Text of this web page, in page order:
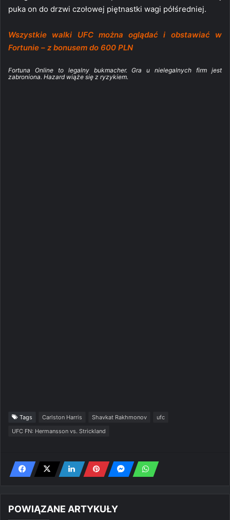
puka on do drzwi czołowej piętnastki wagi półśredniej.
Wszystkie walki UFC można oglądać i obstawiać w
Fortunie – z bonusem do 600 PLN
Fortuna Online to legalny bukmacher. Gra u nielegalnych firm jest
zabroniona. Hazard wiąże się z ryzykiem.
Tags Carlston Harris Shavkat Rakhmonov
ufc
UFC FN: Hermansson vs. Strickland
POWIĄZANE ARTYKUŁY